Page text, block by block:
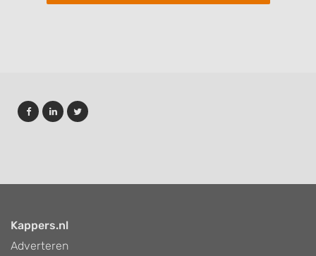
Kappers.nl
Adverteren